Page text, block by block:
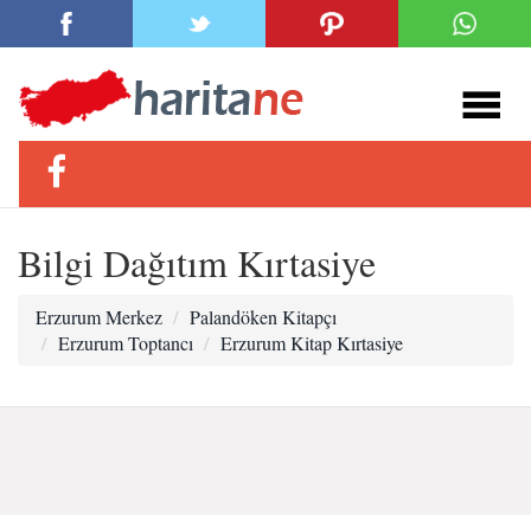
Bilgi Dağıtım Kırtasiye
Erzurum Merkez
Palandöken Kitapçı
Erzurum Toptancı
Erzurum Kitap Kırtasiye